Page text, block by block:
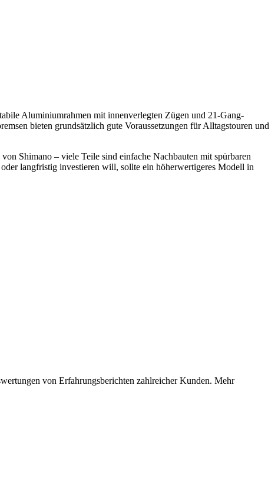
Aluminiumrahmen mit innenverlegten Zügen und 21-Gang-
bieten grundsätzlich gute Voraussetzungen für Alltagstouren und
Shimano – viele Teile sind einfache Nachbauten mit spürbaren
langfristig investieren will, sollte ein höherwertigeres Modell in
von Erfahrungsberichten zahlreicher Kunden. Mehr